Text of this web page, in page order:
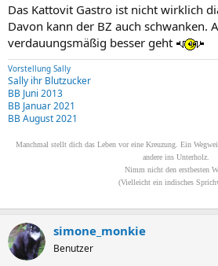
Das Kattovit Gastro ist nicht wirklich
Davon kann der BZ auch schwanken.
verdauungsmäßig besser geht
Vorstellung Sally
Sally ihr Blutzucker
BB Juni 2013
BB Januar 2021
BB August 2021
Manchmal stellt dich das Leben vor eine Kreuzung. Ein
andere ins Unterholz.
Nimm nicht den erstbesten
(Vielleicht ein indisches
simone_monkie
Benutzer